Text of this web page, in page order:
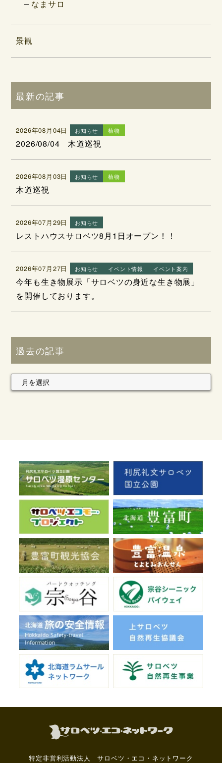
なまサロ
景観
最新の記事
2026年08月04日 お知らせ 植物
2026/08/04 木道巡視
2026年08月03日 お知らせ 植物
木道巡視
2026年07月29日 お知らせ
レストハウスサロベツ8月1日オープン！！
2026年07月27日 お知らせ イベント情報 イベント案内
今年も生き物展示「サロベツの身近な生き物展」
を開催しております。
過去の記事
特定非営利活動法人 サロベツ・エコ・ネットワーク